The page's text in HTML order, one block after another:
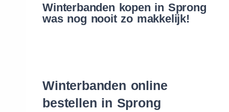
Winterbanden kopen in Sprong
was nog nooit zo makkelijk!
Winterbanden online
bestellen in Sprong